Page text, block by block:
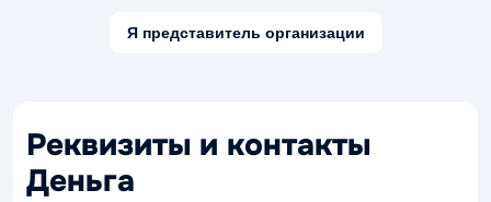
Я представитель организации
Реквизиты и контакты
Деньга